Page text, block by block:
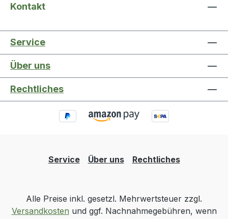
Kontakt
Service
Über uns
Rechtliches
Service Über uns Rechtliches
Alle Preise inkl. gesetzl. Mehrwertsteuer zzgl.
Versandkosten und ggf. Nachnahmegebühren, wenn